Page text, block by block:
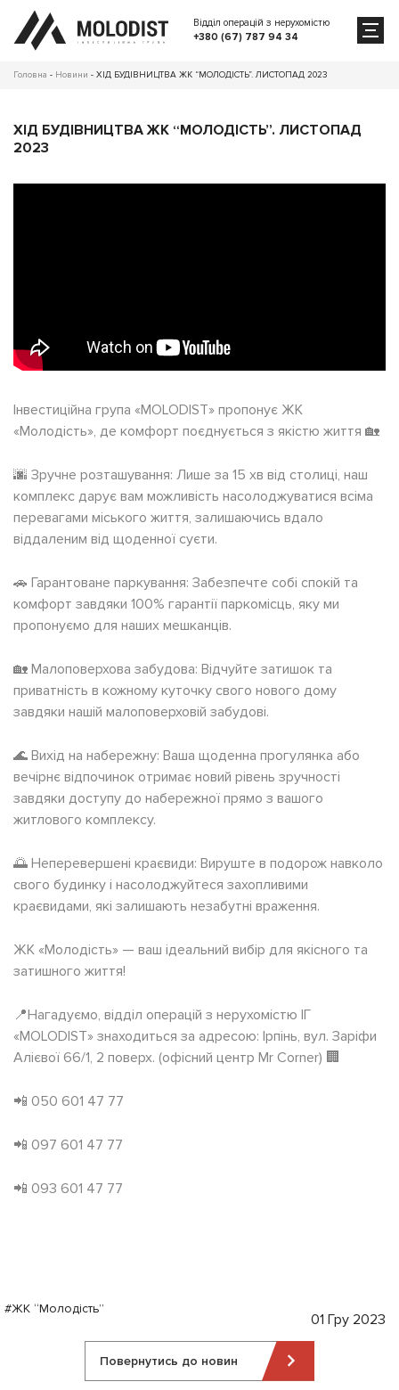
Відділ операцій з нерухомістю
+380 (67) 787 94 34
Головна - Новини - ХІД БУДІВНИЦТВА ЖК “МОЛОДІСТЬ”. ЛИСТОПАД 2023
ХІД БУДІВНИЦТВА ЖК “МОЛОДІСТЬ”. ЛИСТОПАД
2023
Інвестиційна група «MOLODIST» пропонує ЖК
«Молодість», де комфорт поєднується з якістю життя 🏡
🌆 Зручне розташування: Лише за 15 хв від столиці, наш
комплекс дарує вам можливість насолоджуватися всіма
перевагами міського життя, залишаючись вдало
віддаленим від щоденної суєти.
🚗 Гарантоване паркування: Забезпечте собі спокій та
комфорт завдяки 100% гарантії паркомісць, яку ми
пропонуємо для наших мешканців.
🏡 Малоповерхова забудова: Відчуйте затишок та
приватність в кожному куточку свого нового дому
завдяки нашій малоповерховій забудові.
🌊 Вихід на набережну: Ваша щоденна прогулянка або
вечірнє відпочинок отримає новий рівень зручності
завдяки доступу до набережної прямо з вашого
житлового комплексу.
🌅 Неперевершені краєвиди: Вируште в подорож навколо
свого будинку і насолоджуйтеся захопливими
краєвидами, які залишають незабутні враження.
ЖК «Молодість» — ваш ідеальний вибір для якісного та
затишного життя!
📍Нагадуємо, відділ операцій з нерухомістю ІГ
«MOLODIST» знаходиться за адресою: Ірпінь, вул. Заріфи
Алієвої 66/1, 2 поверх. (офісний центр Mr Corner) 🏢
📲 050 601 47 77
📲 097 601 47 77
📲 093 601 47 77
#ЖК “Молодість”
01 Гру 2023
Повернутись до новин